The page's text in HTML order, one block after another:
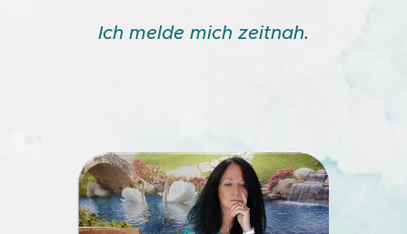
Ich melde mich zeitnah.